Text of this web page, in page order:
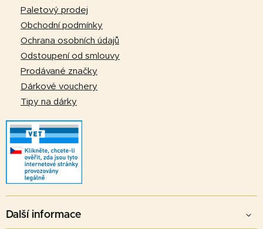
Paletový prodej
Obchodní podmínky
Ochrana osobních údajů
Odstoupení od smlouvy
Prodávané značky
Dárkové vouchery
Tipy na dárky
Další informace